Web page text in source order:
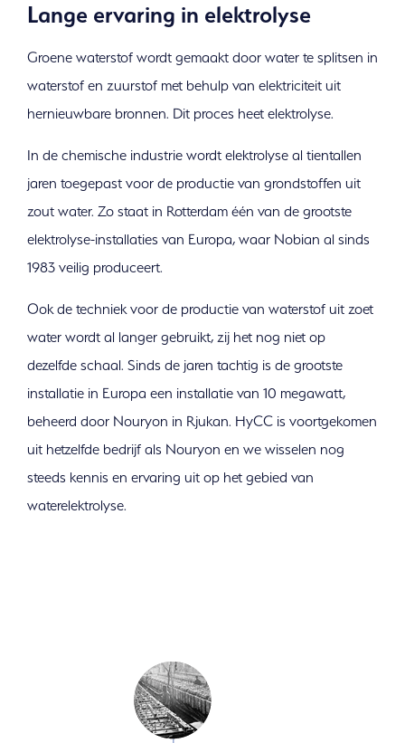
Lange ervaring in elektrolyse
Groene waterstof wordt gemaakt door water te splitsen in
waterstof en zuurstof met behulp van elektriciteit uit
hernieuwbare bronnen. Dit proces heet elektrolyse.
In de chemische industrie wordt elektrolyse al tientallen
jaren toegepast voor de productie van grondstoffen uit
zout water. Zo staat in Rotterdam één van de grootste
elektrolyse-installaties van Europa, waar Nobian al sinds
1983 veilig produceert.
Ook de techniek voor de productie van waterstof uit zoet
water wordt al langer gebruikt, zij het nog niet op
dezelfde schaal. Sinds de jaren tachtig is de grootste
installatie in Europa een installatie van 10 megawatt,
beheerd door Nouryon in Rjukan. HyCC is voortgekomen
uit hetzelfde bedrijf als Nouryon en we wisselen nog
steeds kennis en ervaring uit op het gebied van
waterelektrolyse.